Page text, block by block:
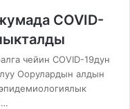
COVID-
чейин COVID-19дун
Оорулардын алдын